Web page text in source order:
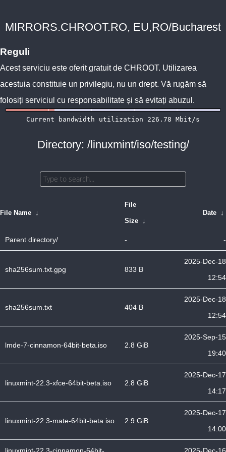
MIRRORS.CHROOT.RO, EU,RO/Bucharest
Reguli
Acest serviciu este oferit gratuit de CHROOT. Utilizarea
acestuia constituie un privilegiu, nu un drept. Vă rugăm să
folosiți serviciul cu responsabilitate și să evitați abuzul.
Directory: /linuxmint/iso/testing/
File Name ↓
File
Size ↓
Date ↓
Parent directory/ - -
sha256sum.txt.gpg 833 B
2025-Dec-18
12:54
sha256sum.txt 404 B
2025-Dec-18
12:54
lmde-7-cinnamon-64bit-beta.iso 2.8 GiB
2025-Sep-15
19:40
linuxmint-22.3-xfce-64bit-beta.iso 2.8 GiB
2025-Dec-17
14:17
linuxmint-22.3-mate-64bit-beta.iso 2.9 GiB
2025-Dec-17
14:00